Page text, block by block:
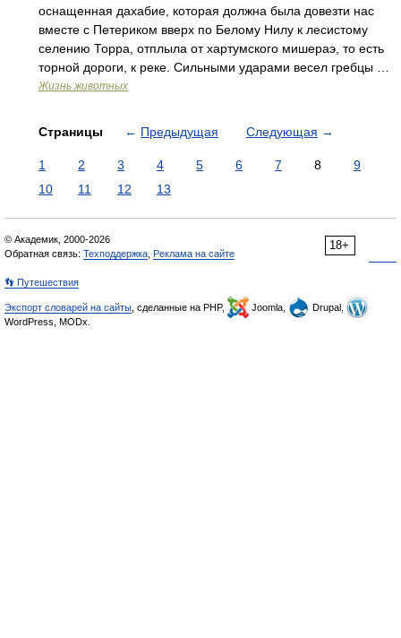
оснащенная дахабие, которая должна была довезти нас
вместе с Петериком вверх по Белому Нилу к лесистому
селению Торра, отплыла от хартумского мишераэ, то есть
торной дороги, к реке. Сильными ударами весел гребцы …
Жизнь животных
Страницы ← Предыдущая Следующая →
1 2 3 4 5 6 7 8
9
10
11 12 13
18+
© Академик, 2000-2026
Обратная связь: Техподдержка Реклама на сайте
👣 Путешествия
Экспорт словарей на сайты , сделанные на PHP, Joomla,
Drupal,
WordPress, MODx.